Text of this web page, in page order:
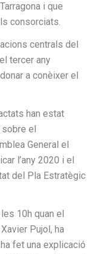
i que
consorciats.
centrals del
tercer any
a conèixer el
han estat
el
General el
l’any 2020 i el
del Pla Estratègic
10h quan el
Pujol, ha
fet una explicació